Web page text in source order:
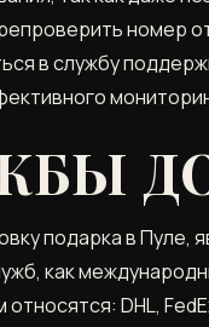
номер
в службу
подарка в Пуле,
как
DHL,